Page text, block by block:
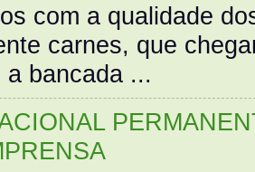
com a qualidade
carnes, que
bancada ...